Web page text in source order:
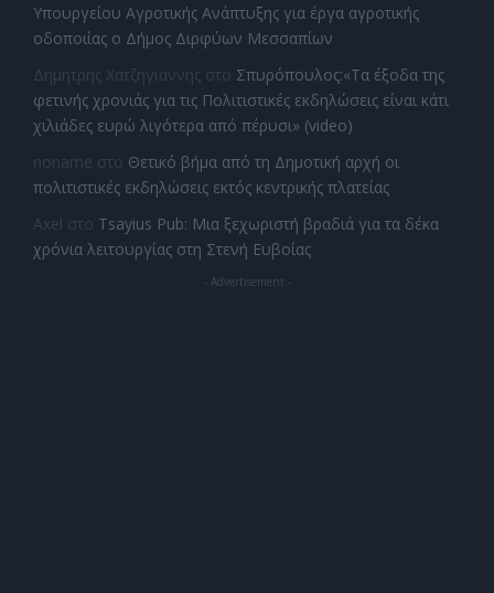
Υπουργείου Αγροτικής Ανάπτυξης για έργα αγροτικής
οδοποιίας ο Δήμος Διρφύων Μεσσαπίων
Δημητρης Χατζηγιαννης στο Σπυρόπουλος:«Τα έξοδα της
φετινής χρονιάς για τις Πολιτιστικές εκδηλώσεις είναι κάτι
χιλιάδες ευρώ λιγότερα από πέρυσι» (video)
noname στο Θετικό βήμα από τη Δημοτική αρχή οι
πολιτιστικές εκδηλώσεις εκτός κεντρικής πλατείας
Axel στο Tsayius Pub: Μια ξεχωριστή βραδιά για τα δέκα
χρόνια λειτουργίας στη Στενή Ευβοίας
- Advertisement -